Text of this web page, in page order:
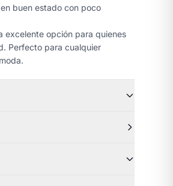
buen estado con poco
excelente opción para quienes
Perfecto para cualquier